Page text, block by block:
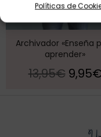
Políticas de
Archivador «Enseña
aprender»
13,95€ 9,95€